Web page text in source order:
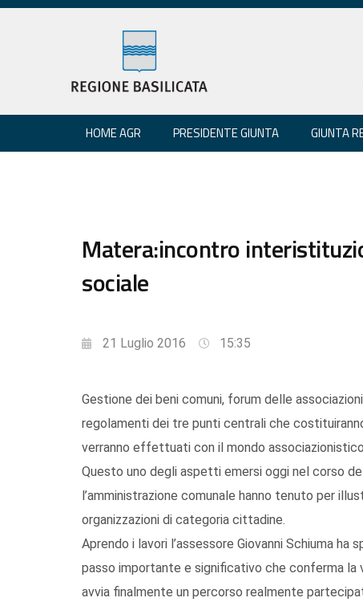
HOME AGR PRESIDENTE GIUNTA GIUNTA
Matera:incontro
sociale
21 Luglio 2016 15:35
Gestione dei beni comuni, forum delle
regolamenti dei tre punti centrali che
verranno effettuati con il mondo
Questo uno degli aspetti emersi oggi nel corso
l’amministrazione comunale hanno tenuto per
organizzazioni di categoria cittadine.
Aprendo i lavori l’assessore Giovanni Schiuma ha
passo importante e significativo che conferma la
avvia finalmente un percorso realmente